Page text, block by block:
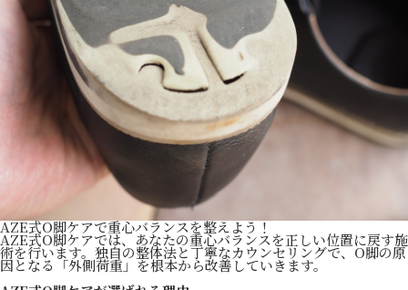
AZE式O脚ケアで重心バランスを整えよう！
AZE式O脚ケアでは、あなたの重心バランスを正しい位置に戻す施
術を行います。独自の整体法と丁寧なカウンセリングで、O脚の原
因となる「外側荷重」を根本から改善していきます。